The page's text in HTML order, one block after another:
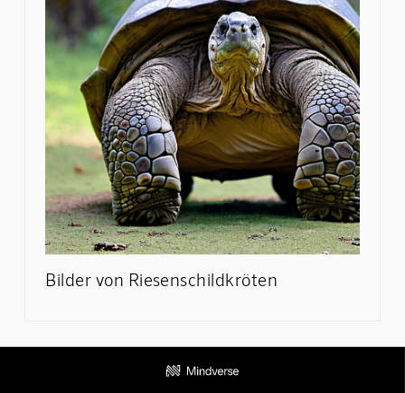
Bilder von Riesenschildkröten